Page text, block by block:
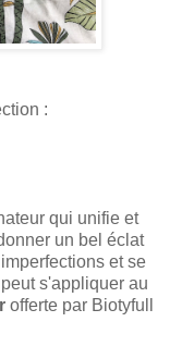
:
qui unifie et
un bel éclat
et se
s'appliquer au
offerte par Biotyfull